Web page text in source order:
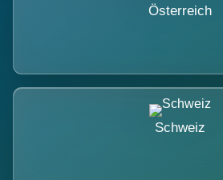
Österreich
Schweiz